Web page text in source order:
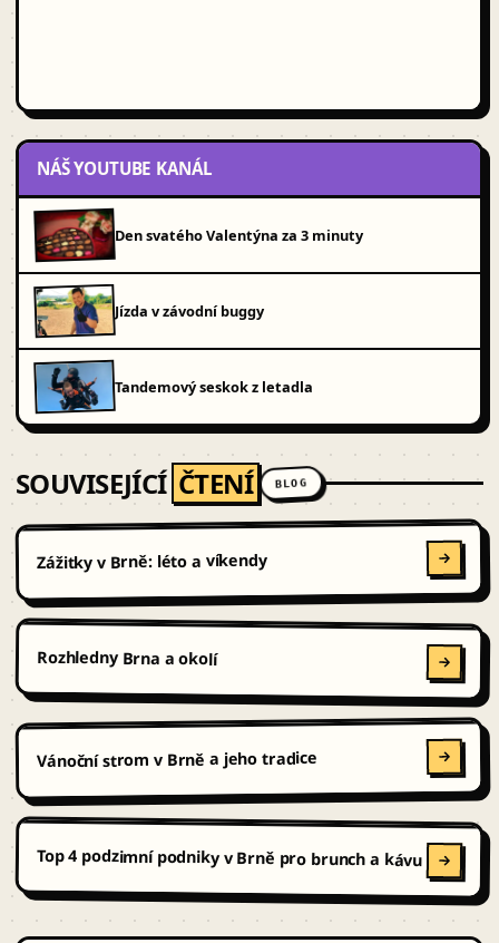
NÁŠ YOUTUBE KANÁL
Den svatého Valentýna za 3 minuty
Jízda v závodní buggy
Tandemový seskok z letadla
SOUVISEJÍCÍ ČTENÍ BLOG
Zážitky v Brně: léto a víkendy
Rozhledny Brna a okolí
Vánoční strom v Brně a jeho tradice
Top 4 podzimní podniky v Brně pro brunch a kávu